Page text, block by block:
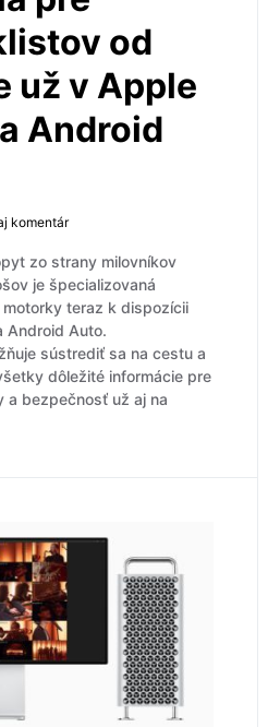
od
už v Apple
Android
komentár
zo strany milovníkov
je špecializovaná
teraz k dispozícii
Android Auto.
sústrediť sa na cestu a
dôležité informácie pre
a bezpečnosť už aj na